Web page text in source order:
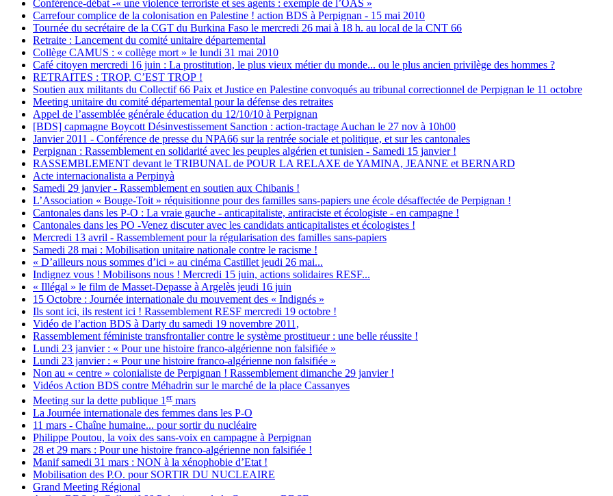
Conférence-débat -« une violence terroriste et ses agents : exemple de l’OAS »
Carrefour complice de la colonisation en Palestine ! action BDS à Perpignan - 15 mai 2010
Tournée du secrétaire de la CGT du Burkina Faso le mercredi 26 mai à 18 h. au local de la CNT 66
Retraite : Lancement du comité unitaire départemental
Collège CAMUS : « collège mort » le lundi 31 mai 2010
Café citoyen mercredi 16 juin : La prostitution, le plus vieux métier du monde... ou le plus ancien privilège des hommes ?
RETRAITES : TROP, C’EST TROP !
Soutien aux militants du Collectif 66 Paix et Justice en Palestine convoqués au tribunal correctionnel de Perpignan le 11 octobre
Meeting unitaire du comité départemental pour la défense des retraites
Appel de l’assemblée générale éducation du 12/10/10 à Perpignan
[BDS] capmagne Boycott Désinvestissement Sanction : action-tractage Auchan le 27 nov à 10h00
Janvier 2011 - Conférence de presse du NPA66 sur la rentrée sociale et politique, et sur les cantonales
Perpignan : Rassemblement en solidarité avec les peuples algérien et tunisien - Samedi 15 janvier !
RASSEMBLEMENT devant le TRIBUNAL de POUR LA RELAXE de YAMINA, JEANNE et BERNARD
Acte internacionalista a Perpinyà
Samedi 29 janvier - Rassemblement en soutien aux Chibanis !
L’Association « Bouge-Toit » réquisitionne pour des familles sans-papiers une école désaffectée de Perpignan !
Cantonales dans les P-O : La vraie gauche - anticapitaliste, antiraciste et écologiste - en campagne !
Cantonales dans les PO -Venez discuter avec les candidats anticapitalistes et écologistes !
Mercredi 13 avril - Rassemblement pour la régularisation des familles sans-papiers
Samedi 28 mai : Mobilisation unitaire nationale contre le racisme !
« D’ailleurs nous sommes d’ici » au cinéma Castillet jeudi 26 mai...
Indignez vous ! Mobilisons nous ! Mercredi 15 juin, actions solidaires RESF...
« Illégal » le film de Masset-Depasse à Argelès jeudi 16 juin
15 Octobre : Journée internationale du mouvement des « Indignés »
Ils sont ici, ils restent ici ! Rassemblement RESF mercredi 19 octobre !
Vidéo de l’action BDS à Darty du samedi 19 novembre 2011,
Rassemblement féministe transfrontalier contre le système prostitueur : une belle réussite !
Lundi 23 janvier : « Pour une histoire franco-algérienne non falsifiée »
Lundi 23 janvier : « Pour une histoire franco-algérienne non falsifiée »
Non au « centre » colonialiste de Perpignan ! Rassemblement dimanche 29 janvier !
Vidéos Action BDS contre Méhadrin sur le marché de la place Cassanyes
Meeting sur la dette publique 1 er mars
La Journée internationale des femmes dans les P-O
11 mars - Chaîne humaine... pour sortir du nucléaire
Philippe Poutou, la voix des sans-voix en campagne à Perpignan
28 et 29 mars : Pour une histoire franco-algérienne non falsifiée !
Manif samedi 31 mars : NON à la xénophobie d’Etat !
Mobilisation des P.O. pour SORTIR DU NUCLEAIRE
Grand Meeting Régional